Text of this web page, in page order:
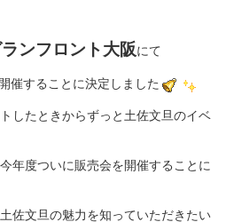
ンフロント大阪にて
催することに決定しました
したときからずっと土佐文旦のイベ
年度ついに販売会を開催することに
佐文旦の魅力を知っていただきたい